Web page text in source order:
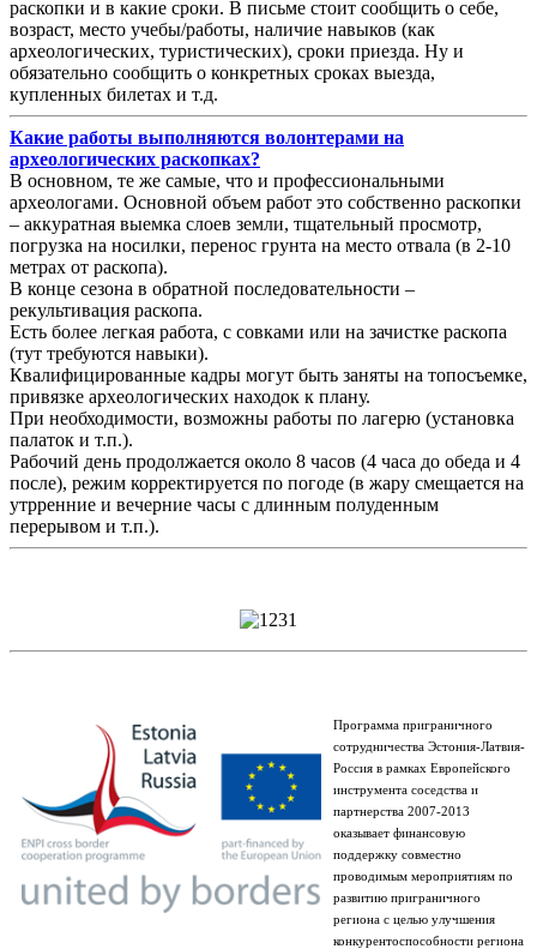
раскопки и в какие сроки. В письме стоит сообщить о себе,
возраст, место учебы/работы, наличие навыков (как
археологических, туристических), сроки приезда. Ну и
обязательно сообщить о конкретных сроках выезда,
купленных билетах и т.д.
Какие работы выполняются волонтерами на
археологических раскопках?
В основном, те же самые, что и профессиональными
археологами. Основной объем работ это собственно раскопки
– аккуратная выемка слоев земли, тщательный просмотр,
погрузка на носилки, перенос грунта на место отвала (в 2-10
метрах от раскопа).
В конце сезона в обратной последовательности –
рекультивация раскопа.
Есть более легкая работа, с совками или на зачистке раскопа
(тут требуются навыки).
Квалифицированные кадры могут быть заняты на топосъемке,
привязке археологических находок к плану.
При необходимости, возможны работы по лагерю (установка
палаток и т.п.).
Рабочий день продолжается около 8 часов (4 часа до обеда и 4
после), режим корректируется по погоде (в жару смещается на
утрренние и вечерние часы с длинным полуденным
перерывом и т.п.).
Программа приграничного
сотрудничества Эстония-Латвия-
Россия в рамках Европейского
инструмента соседства и
партнерства 2007-2013
оказывает финансовую
поддержку совместно
проводимым мероприятиям по
развитию приграничного
региона с целью улучшения
конкурентоспособности региона